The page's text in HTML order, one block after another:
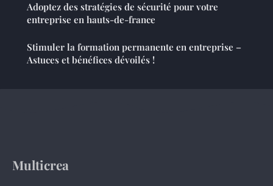
Adoptez des stratégies de sécurité pour votre
entreprise en hauts-de-france
Stimuler la formation permanente en entreprise –
Astuces et bénéfices dévoilés !
Multicrea